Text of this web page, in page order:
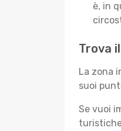
è, in
Trova
La zona
suoi
Se vuoi